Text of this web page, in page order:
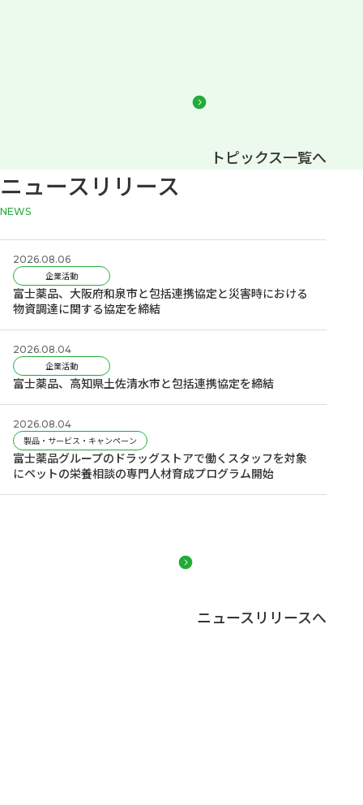
トピックス一覧へ
ニュースリリース
news
2026.08.06
企業活動
富士薬品、大阪府和泉市と包括連携協定と災害時における
物資調達に関する協定を締結
2026.08.04
企業活動
富士薬品、高知県土佐清水市と包括連携協定を締結
2026.08.04
製品・サービス・キャンペーン
富士薬品グループのドラッグストアで働くスタッフを対象
にペットの栄養相談の専門人材育成プログラム開始
ニュースリリースへ